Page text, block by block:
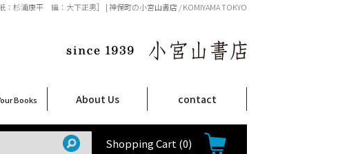
：杉浦康平 編：大下正男］ | 神保町の小宮山書店 / KOMIYAMA TOKYO
Books
ォーム
の買取
取
ついて
ついて
ついて
問
About Us
店舗案内
Shop Infomation
ご注文について
How to Order
特定商取引法に関する表示
プライバシーポリシー
contact
Shopping Cart (0)